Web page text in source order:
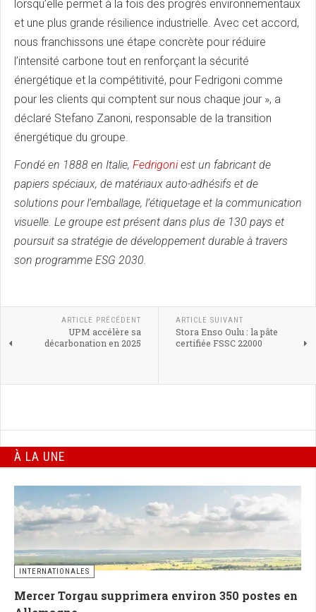
lorsqu’elle permet à la fois des progrès environnementaux
et une plus grande résilience industrielle. Avec cet accord,
nous franchissons une étape concrète pour réduire
l’intensité carbone tout en renforçant la sécurité
énergétique et la compétitivité, pour Fedrigoni comme
pour les clients qui comptent sur nous chaque jour », a
déclaré Stefano Zanoni, responsable de la transition
énergétique du groupe.
Fondé en 1888 en Italie, Fedrigoniest un fabricant de
papiers spéciaux, de matériaux auto-adhésifs et de
solutions pour l’emballage, l’étiquetage et la communication
visuelle. Le groupe est présent dans plus de 130 pays et
poursuit sa stratégie de développement durable à travers
son programme ESG 2030.
ARTICLE PRÉCÉDENT
UPM accélère sa
décarbonation en 2025
ARTICLE SUIVANT
Stora Enso Oulu : la pâte
certifiée FSSC 22000
À LA UNE
INTERNATIONALES
Mercer Torgau supprimera environ 350 postes en